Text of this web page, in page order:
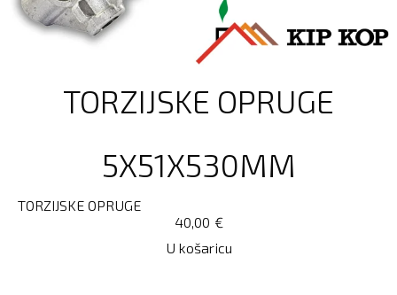
TORZIJSKE OPRUGE
5X51X530MM
TORZIJSKE OPRUGE
€
40,00
U košaricu